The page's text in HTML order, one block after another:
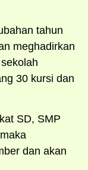
tahun
meghadirkan
30 kursi dan
SD, SMP
dan akan